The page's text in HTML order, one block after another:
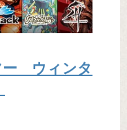
ー ウィンタ